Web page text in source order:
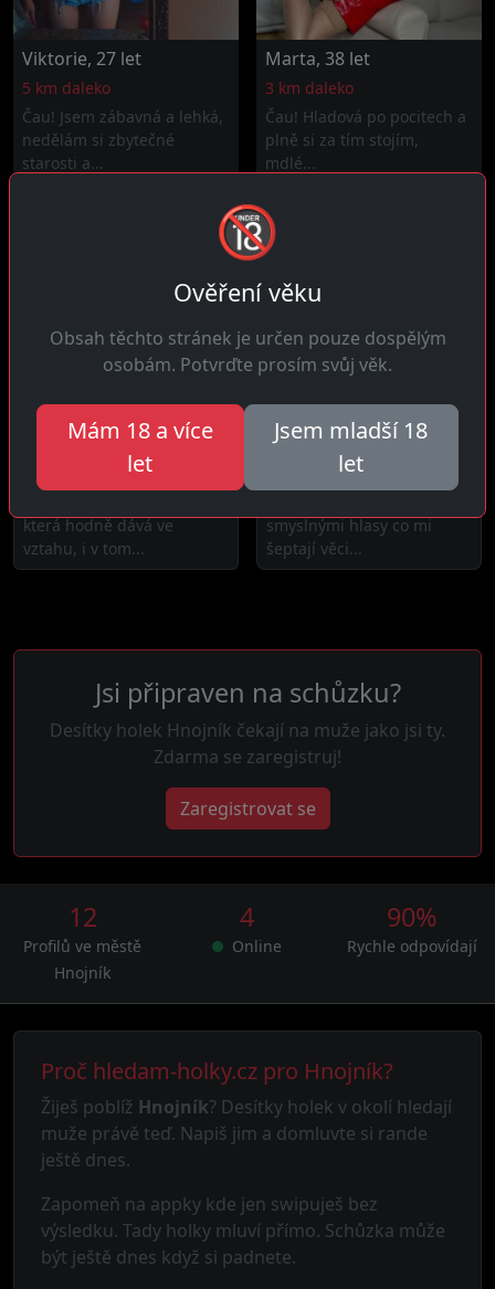
Viktorie, 27 let
5 km daleko
Čau! Jsem zábavná a lehká,
nedělám si zbytečné
starosti a...
Marta, 38 let
3 km daleko
Čau! Hladová po pocitech a
plně si za tím stojím,
mdlé...
Jarmila, 33 let
která hodně dává ve
vztahu, i v tom...
Martina, 33 let
15 km daleko
smyslnými hlasy co mi
šeptají věci...
Jsi připraven na schůzku?
Desítky holek Hnojník čekají na muže jako jsi ty.
Zdarma se zaregistruj!
Zaregistrovat se
12
Profilů ve městě
Hnojník
4
Online
90%
Rychle odpovídají
Proč hledam-holky.cz pro Hnojník?
Žiješ poblíž Hnojník? Desítky holek v okolí hledají
muže právě teď. Napiš jim a domluvte si rande
ještě dnes.
Zapomeň na appky kde jen swipuješ bez
výsledku. Tady holky mluví přímo. Schůzka může
být ještě dnes když si padnete.
🔞
Ověření věku
Obsah těchto stránek je určen pouze dospělým
osobám. Potvrďte prosím svůj věk.
Mám 18 a více
let
Jsem mladší 18
let